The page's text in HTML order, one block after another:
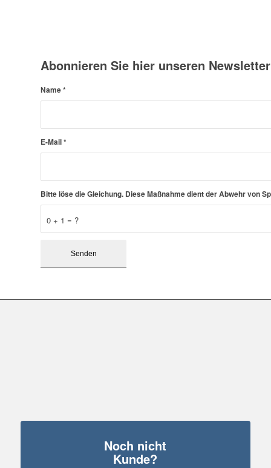
Abonnieren Sie hier unseren Newsletter
Name*
E-Mail*
0 + 1 = ?
Bitte löse die Gleichung. Diese Maßnahme dient der Abwehr von
Noch nicht
Kunde?